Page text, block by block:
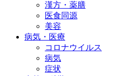
漢方・薬膳
医食同源
美容
病気・医療
コロナウイルス
病気
症状